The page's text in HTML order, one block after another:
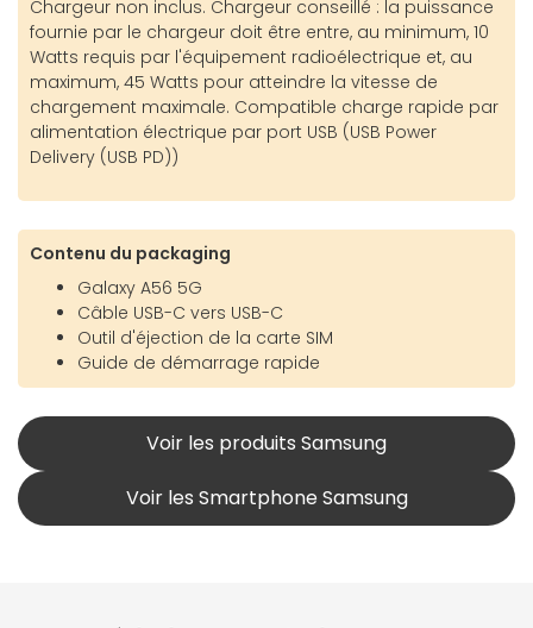
Chargeur non inclus. Chargeur conseillé : la puissance
fournie par le chargeur doit être entre, au minimum, 10
Watts requis par l'équipement radioélectrique et, au
maximum, 45 Watts pour atteindre la vitesse de
chargement maximale. Compatible charge rapide par
alimentation électrique par port USB (USB Power
Delivery (USB PD))
Contenu du packaging
Galaxy A56 5G
Câble USB-C vers USB-C
Outil d'éjection de la carte SIM
Guide de démarrage rapide
Voir les produits Samsung
Voir les Smartphone Samsung